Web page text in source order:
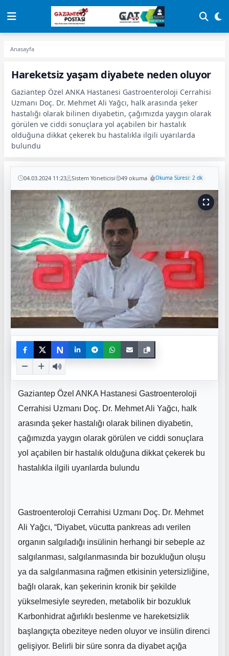
Anasayfa
Hareketsiz yaşam diyabete neden oluyor
Gaziantep Özel ANKA Hastanesi Gastroenteroloji Cerrahisi
Uzmanı Doç. Dr. Mehmet Ali Yağcı, halk arasında şeker
hastalığı olarak bilinen diyabetin, çağımızda yaygın olarak
görülen ve ciddi sonuçlara yol açabilen bir hastalık
olduğuna dikkat çekerek bu hastalıkla ilgili uyarılarda
bulundu
04.03.2024 11:23 Sistem Yöneticisi 49 okuma Okuma Süresi: 2 dk
N
Gaziantep Özel ANKA Hastanesi Gastroenteroloji
Cerrahisi Uzmanı Doç. Dr. Mehmet Ali Yağcı, halk
arasında şeker hastalığı olarak bilinen diyabetin,
çağımızda yaygın olarak görülen ve ciddi sonuçlara
yol açabilen bir hastalık olduğuna dikkat çekerek bu
hastalıkla ilgili uyarılarda bulundu
Gastroenteroloji Cerrahisi Uzmanı Doç. Dr. Mehmet
Ali Yağcı, “Diyabet, vücutta pankreas adı verilen
organın salgıladığı insülinin herhangi bir sebeple az
salgılanması, salgılanmasında bir bozukluğun oluşu
ya da salgılanmasına rağmen etkisinin yetersizliğine,
bağlı olarak, kan şekerinin kronik bir şekilde
yükselmesiyle seyreden, metabolik bir bozukluk
Karbonhidrat ağırlıklı beslenme ve hareketsizlik
başlangıçta obeziteye neden oluyor ve insülin direnci
gelişiyor. Belirli bir süre sonra da diyabet açığa